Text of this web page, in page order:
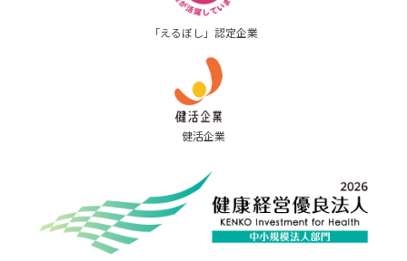
「えるぼし」認定企業
健活企業